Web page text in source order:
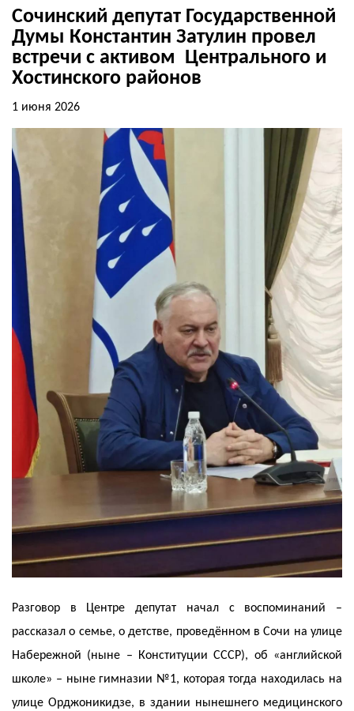
Сочинский депутат Государственной
Думы Константин Затулин провел
встречи с активом Центрального и
Хостинского районов
1 июня 2026
Разговор в Центре депутат начал с воспоминаний –
рассказал о семье, о детстве, проведённом в Сочи на улице
Набережной (ныне – Конституции СССР), об «английской
школе» – ныне гимназии №1, которая тогда находилась на
улице Орджоникидзе, в здании нынешнего медицинского